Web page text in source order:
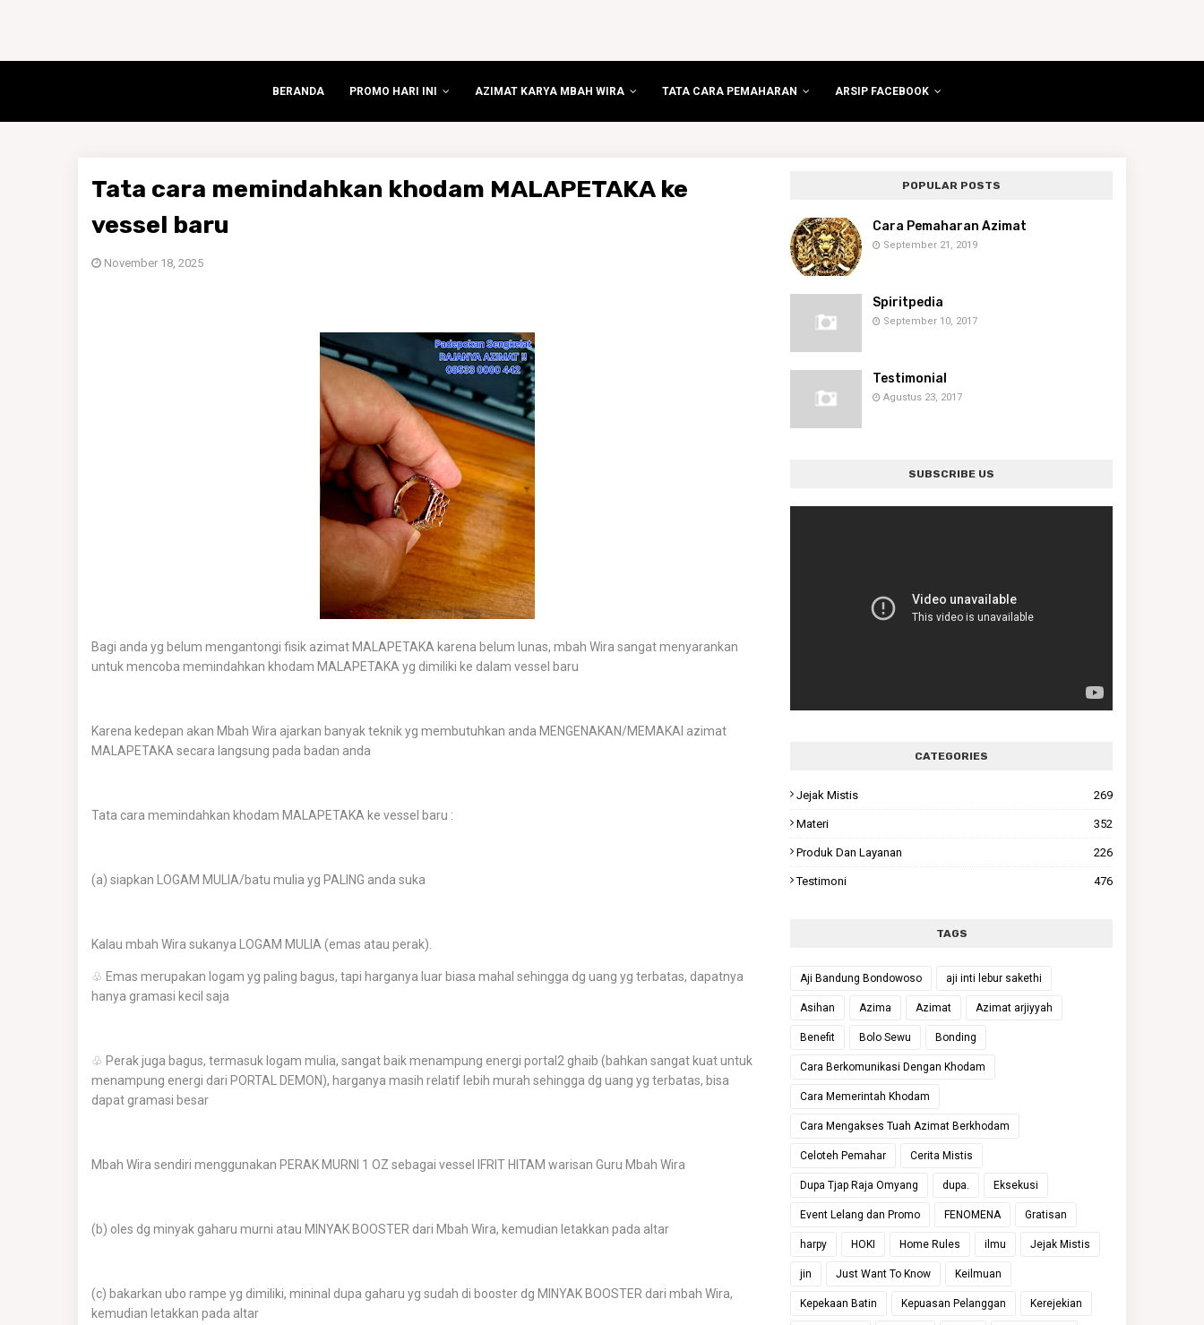
BERANDA PROMO HARI INI AZIMAT KARYA MBAH WIRA TATA CARA PEMAHARAN ARSIP FACEBOOK
Tata cara memindahkan khodam MALAPETAKA ke
vessel baru
November 18, 2025
Bagi anda yg belum mengantongi fisik azimat MALAPETAKA karena belum lunas, mbah Wira sangat menyarankan
untuk mencoba memindahkan khodam MALAPETAKA yg dimiliki ke dalam vessel baru
Karena kedepan akan Mbah Wira ajarkan banyak teknik yg membutuhkan anda MENGENAKAN/MEMAKAI azimat
MALAPETAKA secara langsung pada badan anda
Tata cara memindahkan khodam MALAPETAKA ke vessel baru :
(a) siapkan LOGAM MULIA/batu mulia yg PALING anda suka
Kalau mbah Wira sukanya LOGAM MULIA (emas atau perak).
♧ Emas merupakan logam yg paling bagus, tapi harganya luar biasa mahal sehingga dg uang yg terbatas, dapatnya
hanya gramasi kecil saja
♧ Perak juga bagus, termasuk logam mulia, sangat baik menampung energi portal2 ghaib (bahkan sangat kuat untuk
menampung energi dari PORTAL DEMON), harganya masih relatif lebih murah sehingga dg uang yg terbatas, bisa
dapat gramasi besar
Mbah Wira sendiri menggunakan PERAK MURNI 1 OZ sebagai vessel IFRIT HITAM warisan Guru Mbah Wira
(b) oles dg minyak gaharu murni atau MINYAK BOOSTER dari Mbah Wira, kemudian letakkan pada altar
(c) bakarkan ubo rampe yg dimiliki, mininal dupa gaharu yg sudah di booster dg MINYAK BOOSTER dari mbah Wira,
kemudian letakkan pada altar
POPULAR POSTS
Cara Pemaharan Azimat
September 21, 2019
Spiritpedia
September 10, 2017
Testimonial
Agustus 23, 2017
SUBSCRIBE US
CATEGORIES
Jejak Mistis 269
Materi 352
Produk Dan Layanan 226
Testimoni 476
TAGS
Aji Bandung Bondowoso aji inti lebur sakethi
Asihan Azima Azimat Azimat arjiyyah
Benefit Bolo Sewu Bonding
Cara Berkomunikasi Dengan Khodam
Cara Memerintah Khodam
Cara Mengakses Tuah Azimat Berkhodam
Celoteh Pemahar Cerita Mistis
Dupa Tjap Raja Omyang dupa. Eksekusi
Event Lelang dan Promo FENOMENA Gratisan
harpy HOKI Home Rules ilmu Jejak Mistis
jin Just Want To Know Keilmuan
Kepekaan Batin Kepuasan Pelanggan Kerejekian